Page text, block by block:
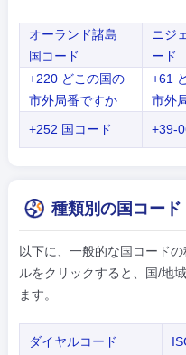
オーランド諸島
国コード
ニジ
ード
+220 どこの国の
市外局番ですか
+61
市外
+252 国コード
+39-
種類別の国コード
以下に、一般的な国コード
ルをクリックすると、国/地
ます。
ダイヤルコード